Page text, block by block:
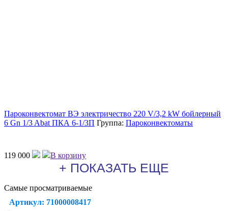
Пароконвектомат ВЭ электричество 220 V/3,2 kW бойлерный
6 Gn 1/3 Abat ПКА 6-1/3П Группа: Пароконвектоматы
119 000 В корзину
+ ПОКАЗАТЬ ЕЩЕ
Самые просматриваемые
Артикул: 71000008417